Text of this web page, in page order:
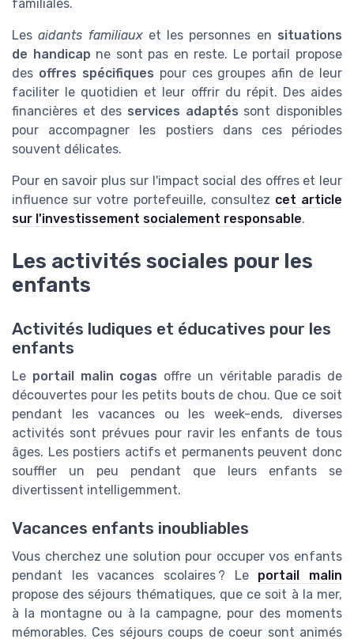
familiales.
Lesaidants familiauxet les personnes en situations
de handicap ne sont pas en reste. Le portail propose
des offres spécifiques pour ces groupes afin de leur
faciliter le quotidien et leur offrir du répit. Des aides
financières et des services adaptés sont disponibles
pour accompagner les postiers dans ces périodes
souvent délicates.
Pour en savoir plus sur l'impact social des offres et leur
influence sur votre portefeuille, consultez cet article
sur l'investissement socialement responsable.
Les activités sociales pour les
enfants
Activités ludiques et éducatives pour les
enfants
Le portail malin cogas offre un véritable paradis de
découvertes pour les petits bouts de chou. Que ce soit
pendant les vacances ou les week-ends, diverses
activités sont prévues pour ravir les enfants de tous
âges. Les postiers actifs et permanents peuvent donc
souffler un peu pendant que leurs enfants se
divertissent intelligemment.
Vacances enfants inoubliables
Vous cherchez une solution pour occuper vos enfants
pendant les vacances scolaires ? Le portail malin
propose des séjours thématiques, que ce soit à la mer,
à la montagne ou à la campagne, pour des moments
mémorables. Ces séjours coups de coeur sont animés